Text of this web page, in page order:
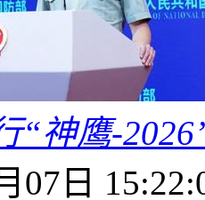
“神鹰-
07日